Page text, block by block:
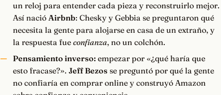
un reloj para entender cada pieza y reconstruirlo mejor.
Así nació Airbnb: Chesky y Gebbia se preguntaron qué
necesita la gente para alojarse en casa de un extraño, y
la respuesta fue confianza, no un colchón.
Pensamiento inverso:empezar por «¿qué haría que
esto fracase?». Jeff Bezosse preguntó por qué la gente
no confiaría en comprar online y construyó Amazon